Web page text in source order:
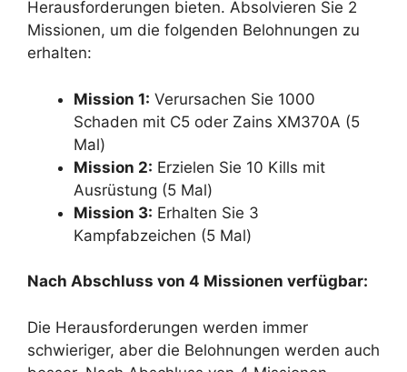
Herausforderungen bieten. Absolvieren Sie 2
Missionen, um die folgenden Belohnungen zu
erhalten:
Mission 1: Verursachen Sie 1000
Schaden mit C5 oder Zains XM370A (5
Mal)
Mission 2: Erzielen Sie 10 Kills mit
Ausrüstung (5 Mal)
Mission 3: Erhalten Sie 3
Kampfabzeichen (5 Mal)
Nach Abschluss von 4 Missionen verfügbar:
Die Herausforderungen werden immer
schwieriger, aber die Belohnungen werden auch